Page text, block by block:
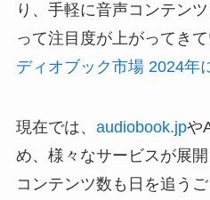
り、手軽に音声コンテン
って注目度が上がってき
ディオブック市場 2024年
現在では、 audiobook.jpや
め、様々なサービスが展
コンテンツ数も日を追う